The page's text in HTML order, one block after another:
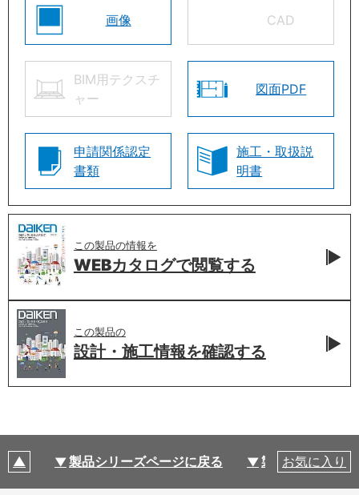
画像 CAD
BIM用テクスチ
ャー
図面PDF
申請関係認定
書類
施工・取扱説
明書
この製品の情報を
WEBカタログで閲覧する
この製品の
設計・施工情報を確認する
製品シリーズページに戻る 製品仕様
お気に入り